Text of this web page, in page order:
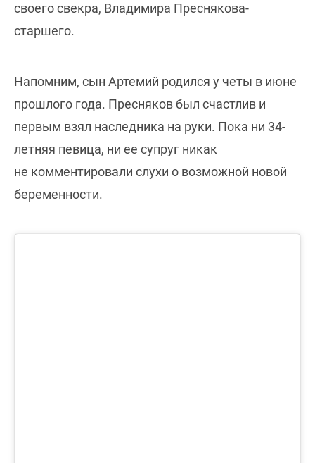
своего свекра, Владимира Преснякова-
старшего.
Напомним, сын Артемий родился у четы в июне
прошлого года. Пресняков был счастлив и
первым взял наследника на руки. Пока ни 34-
летняя певица, ни ее супруг никак
не комментировали слухи о возможной новой
беременности.